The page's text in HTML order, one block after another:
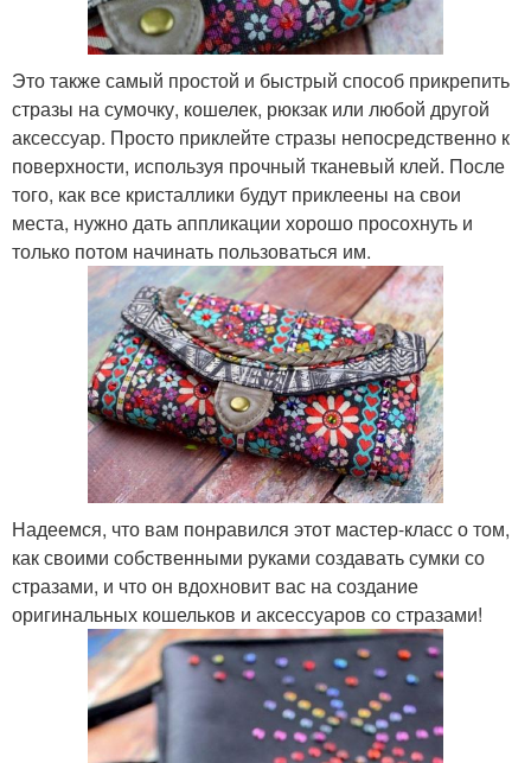
Это также самый простой и быстрый способ прикрепить
стразы на сумочку, кошелек, рюкзак или любой другой
аксессуар. Просто приклейте стразы непосредственно к
поверхности, используя прочный тканевый клей. После
того, как все кристаллики будут приклеены на свои
места, нужно дать аппликации хорошо просохнуть и
только потом начинать пользоваться им.
Надеемся, что вам понравился этот мастер-класс о том,
как своими собственными руками создавать сумки со
стразами, и что он вдохновит вас на создание
оригинальных кошельков и аксессуаров со стразами!